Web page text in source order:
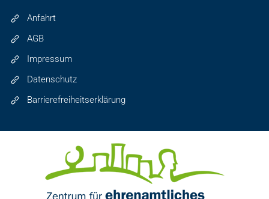
Anfahrt
AGB
Impressum
Datenschutz
Barrierefreiheitserklärung